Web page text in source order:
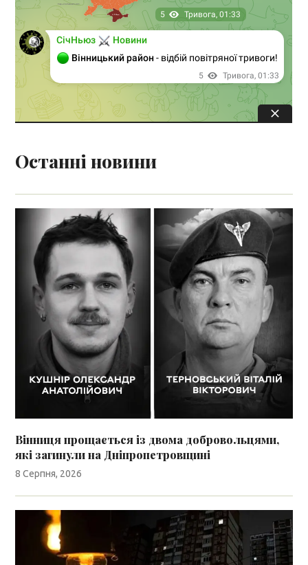
Останні новини
Вінниця прощається із двома добровольцями,
які загинули на Дніпропетровщині
8 Серпня, 2026